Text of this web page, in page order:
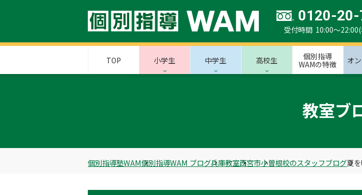
0120-
受付時間 10:00～
TOP 小学生 中学生 高校生
個別指導
WAMの特徴
オ
教室ブ
個別指導塾WAM個別指導WAM ブログ兵庫教室西宮市小曽根校のスタッフブログ夏